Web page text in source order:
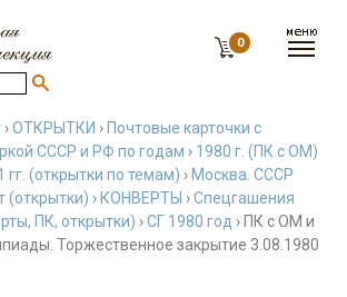
0
›ОТКРЫТКИ › Почтовые карточки с
СССР и РФ по годам › 1980 г. (ПК с ОМ)
(открытки по темам) › Москва. СССР
(открытки) › КОНВЕРТЫ ›Спецгашения
ПК, открытки) ›СГ 1980 год › ПК с ОМ и
Торжественное закрытие 3.08.1980